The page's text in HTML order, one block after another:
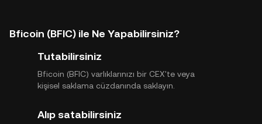
Bficoin (BFIC) ile Ne Yapabilirsiniz?
Tutabilirsiniz
Bficoin (BFIC) varlıklarınızı bir CEX'te veya
kişisel saklama cüzdanında saklayın.
Alıp satabilirsiniz